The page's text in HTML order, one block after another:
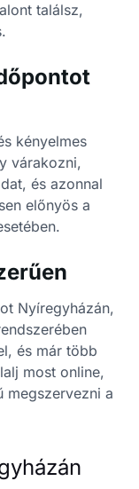
találsz,
kényelmes
várakozni,
és azonnal
előnyös a
Nyíregyházán,
és már több
most online,
megszervezni a